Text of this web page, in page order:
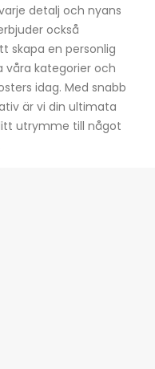
detalj och nyans
också
skapa en personlig
våra kategorier och
idag. Med snabb
är vi din ultimata
utrymme till något